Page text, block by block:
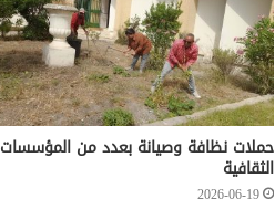
حملات نظافة وصيانة بعدد من المؤسسات
الثقافية
2026-06-19